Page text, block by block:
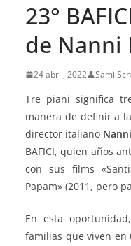
23°
de Nanni
24 abril, 2022 Sami
Tre piani significa
manera de definir a
director italiano
BAFICI, quien años
con sus films
Papam» (2011, pero
En esta
familias que viven en